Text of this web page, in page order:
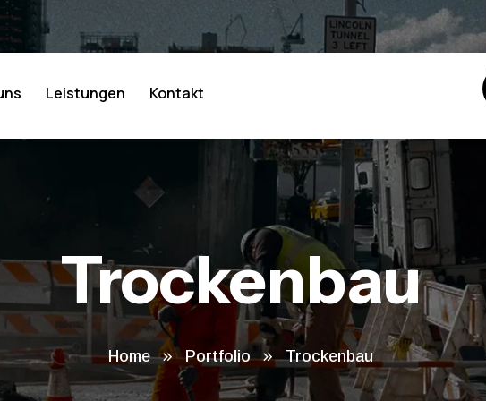
Leistungen Kontakt
Trockenbau
Home Portfolio Trockenbau